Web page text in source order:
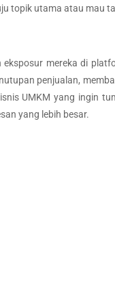
topik utama atau mau
mereka di
penjualan,
UMKM yang ingin
yang lebih besar.